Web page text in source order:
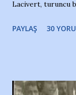
Lacivert, turuncu
irkildim..
ve ürünlerini
PAYLAŞ 30